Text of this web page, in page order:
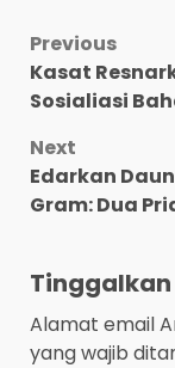
Post
Previous
Kasat
Sosialiasi
Next
Edarkan
Gram: Dua
Alamat email
yang wajib